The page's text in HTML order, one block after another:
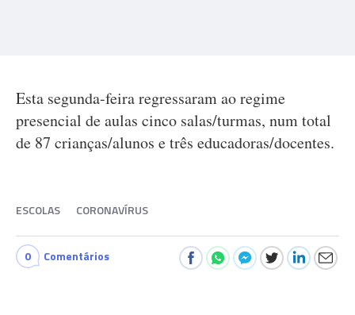
Esta segunda-feira regressaram ao regime
presencial de aulas cinco salas/turmas, num total
de 87 crianças/alunos e três educadoras/docentes.
ESCOLAS CORONAVÍRUS
0 Comentários